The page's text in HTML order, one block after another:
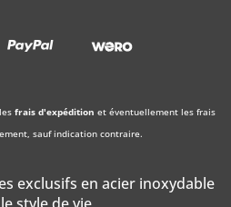
frais d'expédition et éventuellement les frais
sauf indication contraire.
exclusifs en acier inoxydable